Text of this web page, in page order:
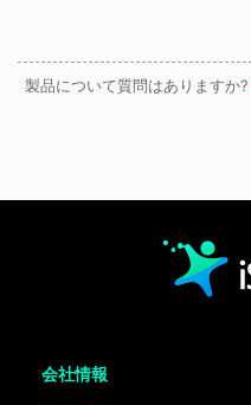
製品について質問はありますか?
会社情報